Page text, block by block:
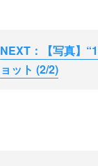
NEXT：【写真】
ョット (2/2)